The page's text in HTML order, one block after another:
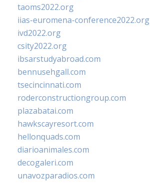
taoms2022.org
iias-euromena-conference2022.org
ivd2022.org
csity2022.org
ibsarstudyabroad.com
bennusehgall.com
tsecincinnati.com
roderconstructiongroup.com
plazabatai.com
hawkscayresort.com
hellonquads.com
diarioanimales.com
decogaleri.com
unavozparadios.com